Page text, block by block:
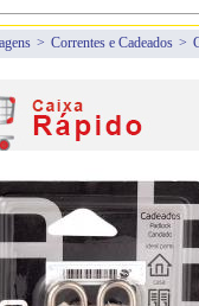
> Correntes e Cadeados >